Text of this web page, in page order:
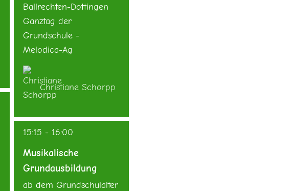
Ballrechten-Dottingen
Ganztag der
Grundschule -
Melodica-Ag
Christiane Schorpp
15:15 - 16:00
Musikalische
Grundausbildung
ab dem Grundschulalter